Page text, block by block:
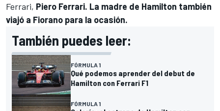
Ferrari, Piero Ferrari. La madre de Hamilton también
viajó a Fiorano para la ocasión.
También puedes leer:
FÓRMULA 1
Qué podemos aprender del debut de
Hamilton con Ferrari F1
FÓRMULA 1